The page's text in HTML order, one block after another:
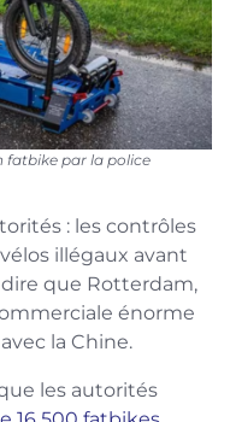
fatbike par la police
: les contrôles
illégaux avant
que Rotterdam,
énorme
la Chine.
les autorités